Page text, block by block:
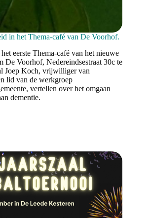
in het Thema-café van De Voorhof.
eerste Thema-café van het nieuwe
De Voorhof, Nedereindsestraat 30c te
Joep Koch, vrijwilliger van
lid van de werkgroep
vertellen over het omgaan
dementie.